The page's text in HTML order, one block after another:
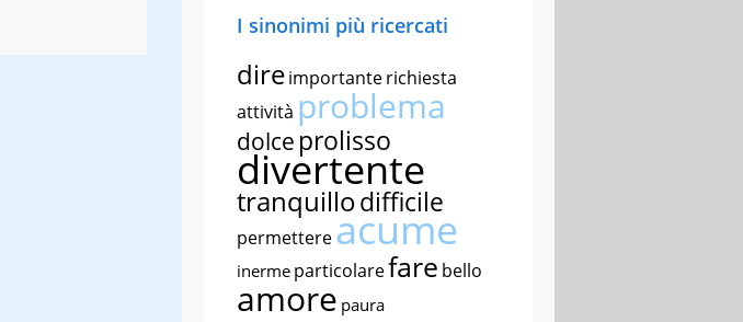
I sinonimi più ricercati
direimportanterichiesta
attività problema
dolce prolisso
divertente
tranquillodifficile
permettereacume
inerme particolarefare bello
amore paura